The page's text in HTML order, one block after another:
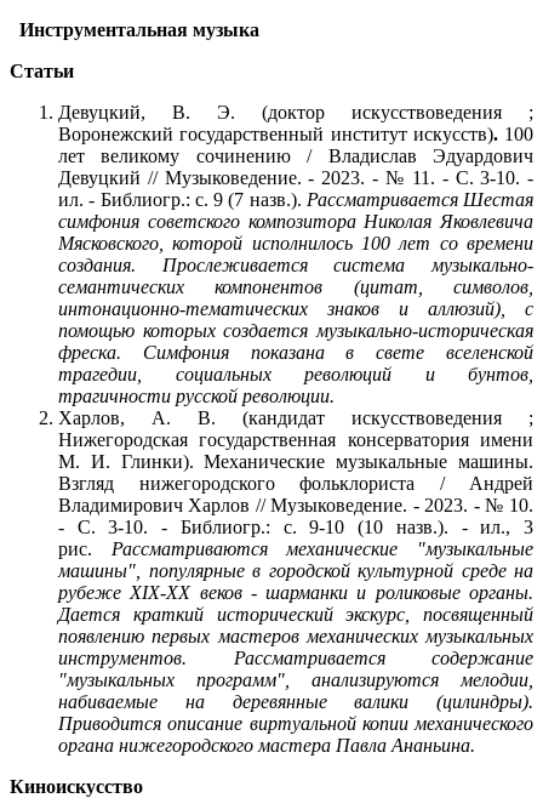
Инструментальная музыка
Статьи
Девуцкий, В. Э. (доктор искусствоведения ;
Воронежский государственный институт искусств).100
лет великому сочинению / Владислав Эдуардович
Девуцкий // Музыковедение. - 2023. - № 11. - С. 3-10. -
ил. - Библиогр.: с. 9 (7 назв.). Рассматривается Шестая
симфония советского композитора Николая Яковлевича
Мясковского, которой исполнилось 100 лет со времени
создания. Прослеживается система музыкально-
семантических компонентов (цитат, символов,
интонационно-тематических знаков и аллюзий), с
помощью которых создается музыкально-историческая
фреска. Симфония показана в свете вселенской
трагедии, социальных революций и бунтов,
трагичности русской революции.
Харлов, А. В. (кандидат искусствоведения ;
Нижегородская государственная консерватория имени
М. И. Глинки). Механические музыкальные машины.
Взгляд нижегородского фольклориста / Андрей
Владимирович Харлов // Музыковедение. - 2023. - № 10.
- С. 3-10. - Библиогр.: с. 9-10 (10 назв.). - ил., 3
рис. Рассматриваются механические "музыкальные
машины", популярные в городской культурной среде на
рубеже XIX-XX веков - шарманки и роликовые органы.
Дается краткий исторический экскурс, посвященный
появлению первых мастеров механических музыкальных
инструментов. Рассматривается содержание
"музыкальных программ", анализируются мелодии,
набиваемые на деревянные валики (цилиндры).
Приводится описание виртуальной копии механического
органа нижегородского мастера Павла Ананьина.
Киноискусство